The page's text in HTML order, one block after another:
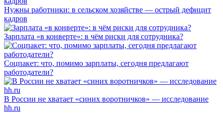
Нужны работники: в сельском хозяйстве — острый дефицит
кадров
Зарплата «в конверте»: в чём риски для сотрудника?
Соцпакет: что, помимо зарплаты, сегодня предлагают
работодатели?
В России не хватает «синих воротничков» — исследование
hh.ru